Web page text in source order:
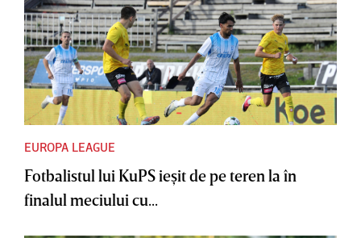
EUROPA LEAGUE
Fotbalistul lui KuPS ieşit de pe teren la în
finalul meciului cu...